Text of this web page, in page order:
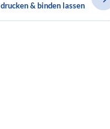
drucken & binden lassen